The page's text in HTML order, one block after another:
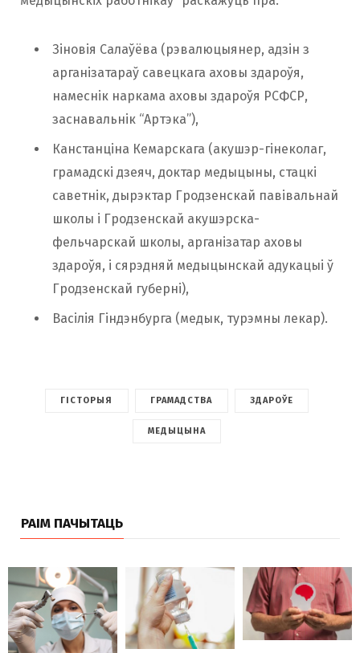
Зіновія Салаўёва (рэвалюцыянер, адзін з
арганізатараў савецкага аховы здароўя,
намеснік наркама аховы здароўя РСФСР,
заснавальнік “Артэка”),
Канстанціна Кемарскага (акушэр-гінеколаг,
грамадскі дзеяч, доктар медыцыны, стацкі
саветнік, дырэктар Гродзенскай павівальнай
школы і Гродзенскай акушэрска-
фельчарскай школы, арганізатар аховы
здароўя, і сярэдняй медыцынскай адукацыі ў
Гродзенскай губерні),
Васілія Гіндэнбурга (медык, турэмны лекар).
ГІСТОРЫЯ ГРАМАДСТВА ЗДАРОЎЕ
МЕДЫЦЫНА
РАІМ ПАЧЫТАЦЬ